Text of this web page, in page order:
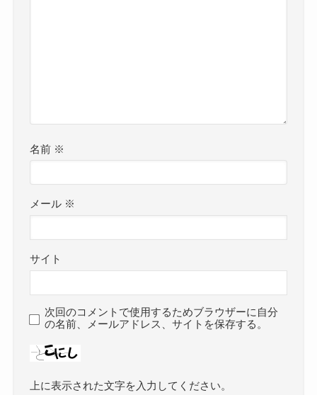
名前 ※
メール ※
サイト
次回のコメントで使用するためブラウザーに自分
の名前、メールアドレス、サイトを保存する。
上に表示された文字を入力してください。